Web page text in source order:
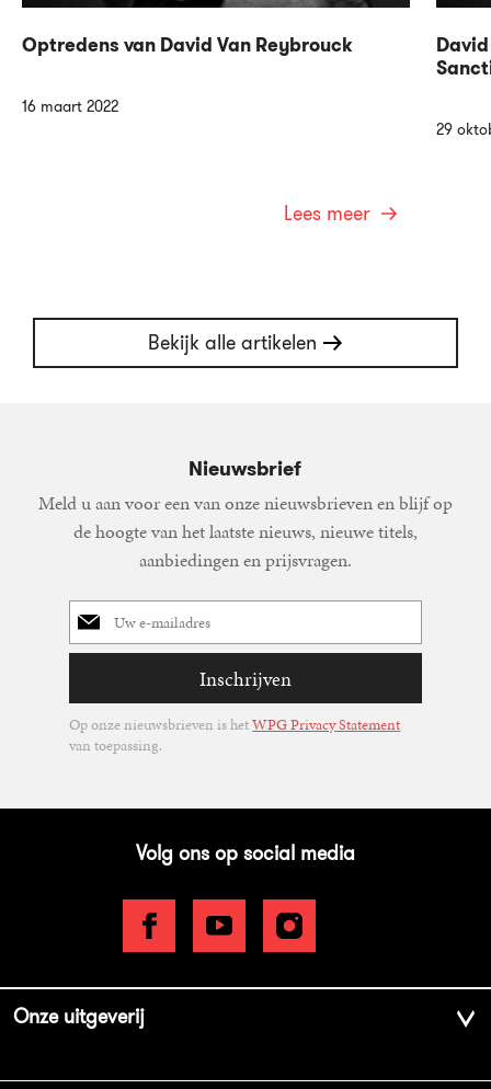
16 maart 2022
Optredens van David Van Reybrouck
Lees meer
29
Bekijk alle artikelen
Nieuwsbrief
Meld u aan voor een van onze nieuwsbrieven en blijf op
de hoogte van het laatste nieuws, nieuwe titels,
aanbiedingen en prijsvragen.
E-
mailadres
Inschrijven
Op onze nieuwsbrieven is hetWPG Privacy Statement
van toepassing.
Volg ons op social media
Onze uitgeverij